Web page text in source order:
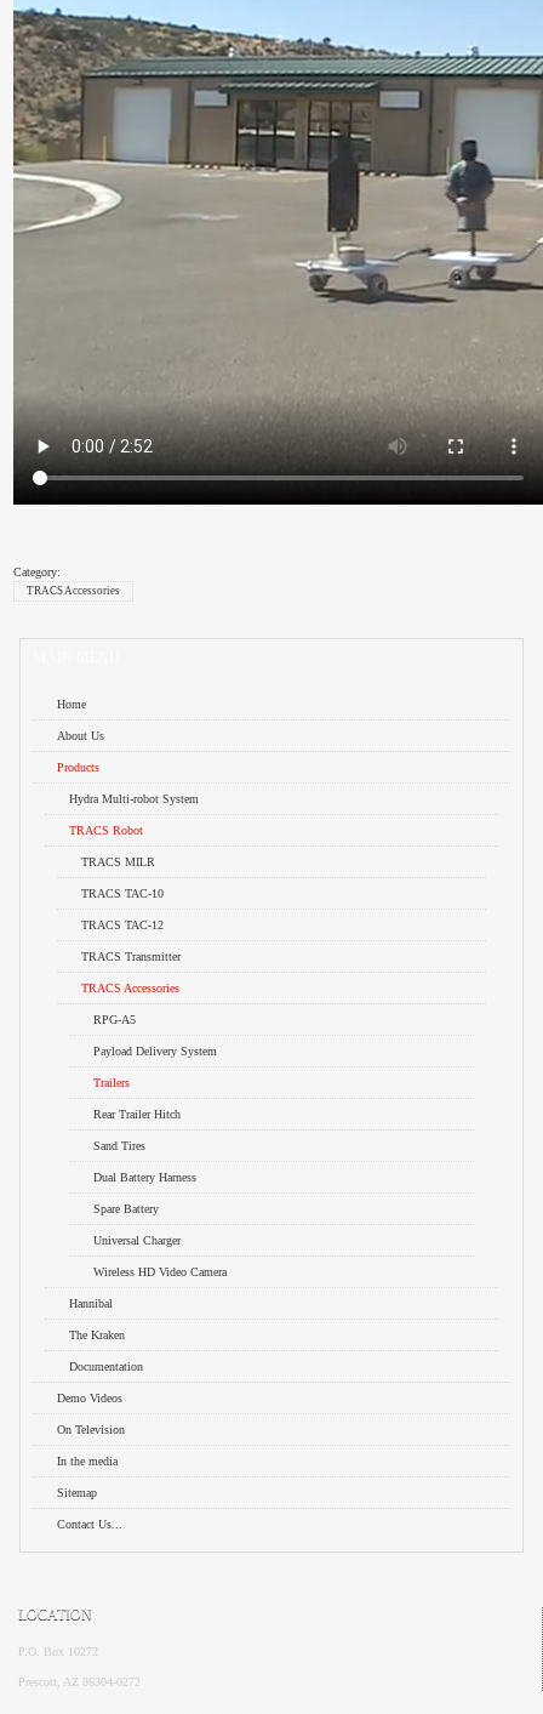
fără a te deplasa și fără a aduce dosare sau giranți. Avantajul major? Rapiditatea. În mai puțin de o oră poți
rezolva ceea ce altădată ți-ar fi luat zile întregi. De la confirmare până la transfer, totul se face într-un mod
Category:
TRACS Accessories
Home
About Us
Products
Hydra Multi-robot System
TRACS Robot
TRACS MILR
TRACS TAC-10
TRACS TAC-12
TRACS Transmitter
TRACS Accessories
RPG-A5
Payload Delivery System
Trailers
Rear Trailer Hitch
Sand Tires
Dual Battery Harness
Spare Battery
Universal Charger
Wireless HD Video Camera
Hannibal
The Kraken
Documentation
Demo Videos
On Television
In the media
Sitemap
Contact Us...
LOCATION
P.O. Box 10272
Prescott, AZ 86304-0272